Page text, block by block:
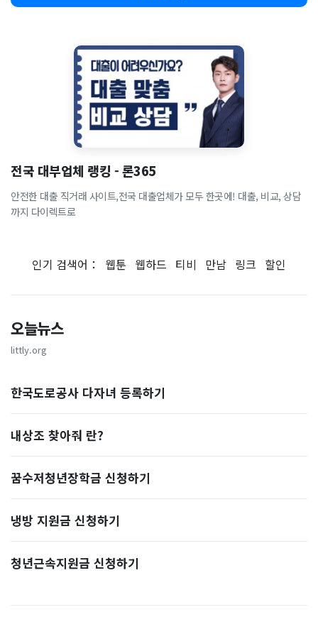
전국 대부업체 랭킹 - 론365
안전한 대출 직거래 사이트,전국 대출업체가 모두 한곳에! 대출, 비교, 상담
까지 다이렉트로
인기 검색어： 웹툰 웹하드 티비 만남 링크 할인
오늘뉴스
littly.org
한국도로공사 다자녀 등록하기
내상조 찾아줘 란?
꿈수저청년장학금 신청하기
냉방 지원금 신청하기
청년근속지원금 신청하기